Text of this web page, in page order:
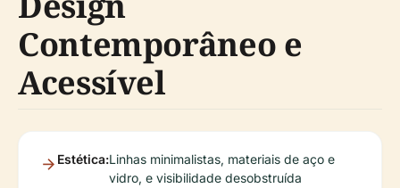
Contemporâneo e
Acessível
Estética:Linhas minimalistas, materiais de aço e
vidro, e visibilidade desobstruída